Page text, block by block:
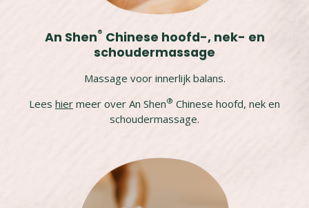
An Shen® Chinese hoofd-, nek- en
schoudermassage
Massage voor innerlijk balans.
Lees hier meer over An Shen® Chinese hoofd, nek en
schoudermassage.